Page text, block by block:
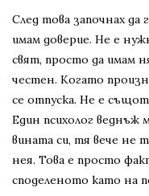
След това започнах да
имам доверие. Не е
свят, просто да имам
честен. Когато
се отпуска. Не е
Един психолог веднъж
вината си, тя вече не
нея. Това е просто
споделеното като на